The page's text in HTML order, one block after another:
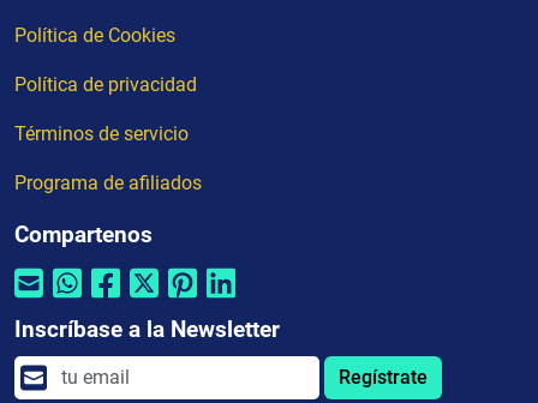
Política de Cookies
Política de privacidad
Términos de servicio
Programa de afiliados
Compartenos
Inscríbase a la Newsletter
Regístrate